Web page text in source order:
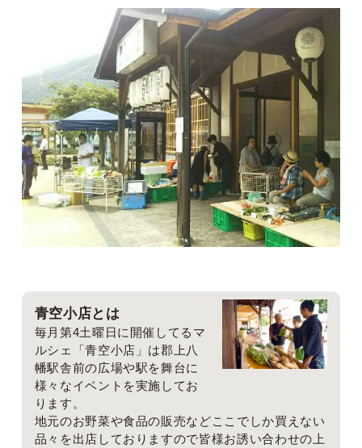
青空小店とは
毎月第4土曜日に開催してるマ
ルシェ「青空小店」は郡上八
幡駅舎前の広場や駅を舞台に
様々なイベントを実施してお
ります。
地元のお野菜や食品の販売などここでしか買えない
品々を出店しておりますので皆様お誘い合わせの上